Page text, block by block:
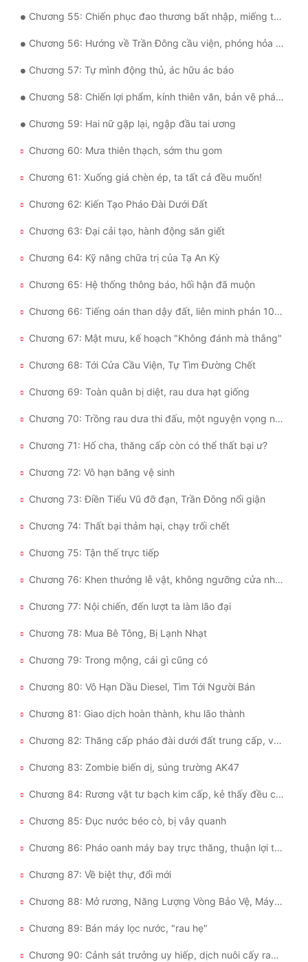
Chương 55: Chiến phục đao thương bất nhập, miếng thịt đến miệng không ăn được
Chương 56: Hướng về Trần Đông cầu viện, phóng hỏa đốt nơi đóng quân
Chương 57: Tự mình động thủ, ác hữu ác báo
Chương 58: Chiến lợi phẩm, kính thiên văn, bản vẽ pháo đài dưới đất
Chương 59: Hai nữ gặp lại, ngập đầu tai ương
Chương 60: Mưa thiên thạch, sớm thu gom
Chương 61: Xuống giá chèn ép, ta tất cả đều muốn!
Chương 62: Kiến Tạo Pháo Đài Dưới Đất
Chương 63: Đại cải tạo, hành động săn giết
Chương 64: Kỹ năng chữa trị của Tạ An Kỳ
Chương 65: Hệ thống thông báo, hối hận đã muộn
Chương 66: Tiếng oán than dậy đất, liên minh phản 10086
Chương 67: Mật mưu, kế hoạch "Không đánh mà thắng"
Chương 68: Tới Cửa Cầu Viện, Tự Tìm Đường Chết
Chương 69: Toàn quân bị diệt, rau dưa hạt giống
Chương 70: Trồng rau dưa thi đấu, một nguyện vọng nhỏ nhoi
Chương 71: Hố cha, thăng cấp còn có thể thất bại ư?
Chương 72: Vô hạn băng vệ sinh
Chương 73: Điền Tiểu Vũ đỡ đạn, Trần Đông nổi giận
Chương 74: Thất bại thảm hại, chạy trối chết
Chương 75: Tận thế trực tiếp
Chương 76: Khen thưởng lễ vật, không ngưỡng cửa nhận người
Chương 77: Nội chiến, đến lượt ta làm lão đại
Chương 78: Mua Bê Tông, Bị Lạnh Nhạt
Chương 79: Trong mộng, cái gì cũng có
Chương 80: Vô Hạn Dầu Diesel, Tìm Tới Người Bán
Chương 81: Giao dịch hoàn thành, khu lão thành
Chương 82: Thăng cấp pháo đài dưới đất trung cấp, vô hạn đạn 7.62mm
Chương 83: Zombie biến dị, súng trường AK47
Chương 84: Rương vật tư bạch kim cấp, kẻ thấy đều có phần
Chương 85: Đục nước béo cò, bị vây quanh
Chương 86: Pháo oanh máy bay trực thăng, thuận lợi thoát thân
Chương 87: Về biệt thự, đổi mới
Chương 88: Mở rương, Năng Lượng Vòng Bảo Vệ, Máy Lọc Nước
Chương 89: Bán máy lọc nước, "rau hẹ"
Chương 90: Cảnh sát trưởng uy hiếp, dịch nuôi cấy rau quả